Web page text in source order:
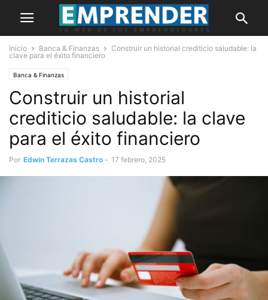
Inicio Banca & Finanzas
Construir un historial crediticio saludable: la
clave para el éxito financiero
Banca & Finanzas
Construir un historial
crediticio saludable: la clave
para el éxito financiero
Por Edwin Terrazas Castro - 17 febrero, 2025